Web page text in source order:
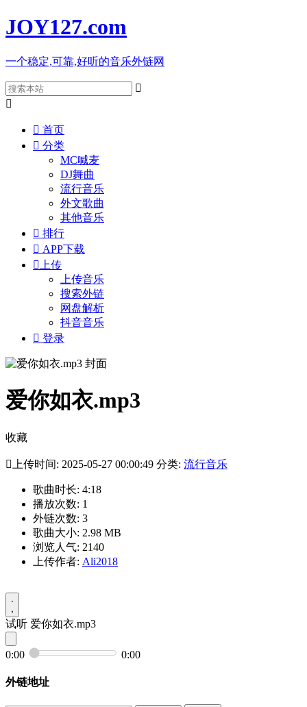
JOY127.com
一个稳定,可靠,好听的音乐外链网


 首页
 分类
MC喊麦
DJ舞曲
流行音乐
外文歌曲
其他音乐
 排行
 APP下载
 上传
上传音乐
搜索外链
网盘解析
抖音音乐
 登录
爱你如衣.mp3
收藏
 上传时间: 2025-05-27 00:00:49 分类: 流行音乐
歌曲时长: 4:18
播放次数: 1
外链次数: 3
歌曲大小: 2.98 MB
浏览人气: 2140
上传作者: Ali2018
试听 爱你如衣.mp3
0:00 0:00
外链地址